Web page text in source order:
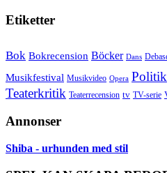
Etiketter
Bok Bokrecension Böcker Dans
Musikfestival Musikvideo Opera Politik
Teaterkritik Teaterrecension tv TV-serie
Annonser
Shiba - urhunden med stil